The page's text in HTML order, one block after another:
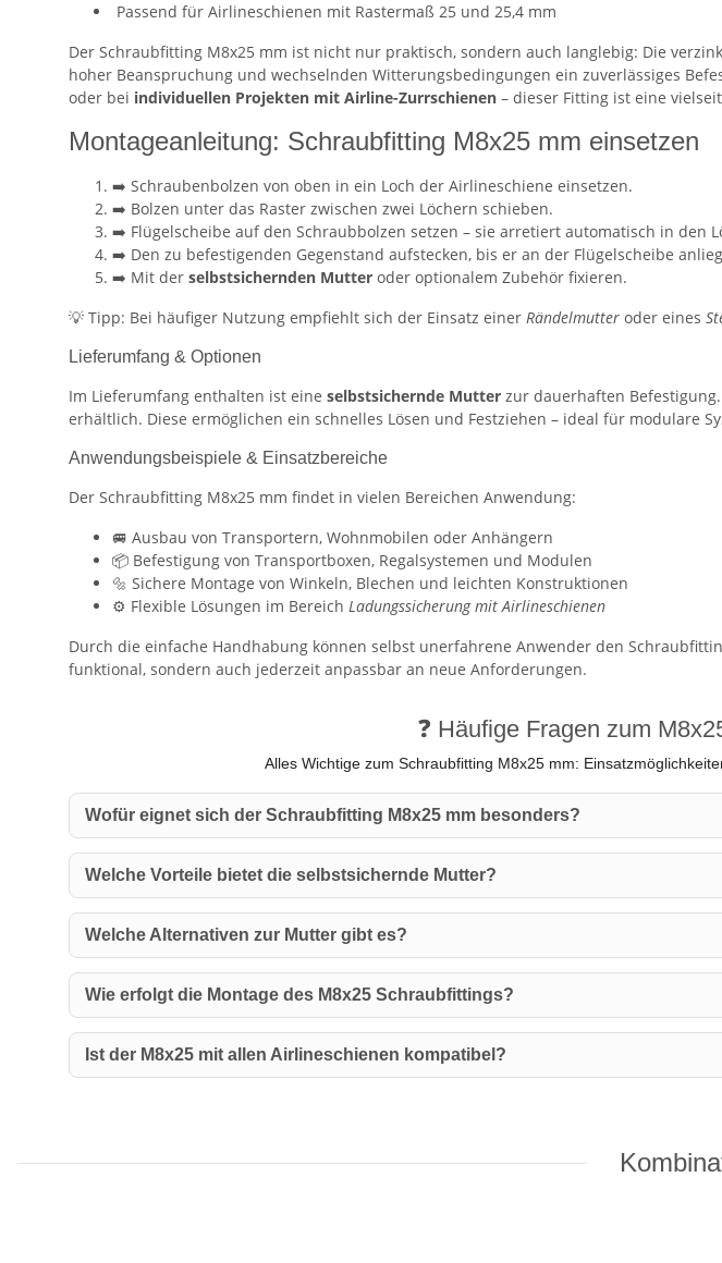
Passend für Airlineschienen mit Rastermaß 25 und 25,4 mm
Der Schraubfitting M8x25 mm ist nicht nur praktisch, sondern auch langlebig: Die
hoher Beanspruchung und wechselnden Witterungsbedingungen ein zuverlässiges
oder bei individuellen Projekten mit Airline-Zurrschienen – dieser Fitting ist eine
Montageanleitung: Schraubfitting M8x25 mm einsetzen
➡️ Schraubenbolzen von oben in ein Loch der Airlineschiene einsetzen.
➡️ Bolzen unter das Raster zwischen zwei Löchern schieben.
➡️ Flügelscheibe auf den Schraubbolzen setzen – sie arretiert automatisch in den
➡️ Den zu befestigenden Gegenstand aufstecken, bis er an der Flügelscheibe
➡️ Mit der selbstsichernden Mutter oder optionalem Zubehör fixieren.
💡 Tipp: Bei häufiger Nutzung empfiehlt sich der Einsatz einer Rändelmutter oder eines
Lieferumfang & Optionen
Im Lieferumfang enthalten ist eine selbstsichernde Mutter zur dauerhaften
erhältlich. Diese ermöglichen ein schnelles Lösen und Festziehen – ideal für modulare
Anwendungsbeispiele & Einsatzbereiche
Der Schraubfitting M8x25 mm findet in vielen Bereichen Anwendung:
🚐 Ausbau von Transportern, Wohnmobilen oder Anhängern
📦 Befestigung von Transportboxen, Regalsystemen und Modulen
🔩 Sichere Montage von Winkeln, Blechen und leichten Konstruktionen
⚙️ Flexible Lösungen im Bereich Ladungssicherung mit Airlineschienen
Durch die einfache Handhabung können selbst unerfahrene Anwender den
funktional, sondern auch jederzeit anpassbar an neue Anforderungen.
❓ Häufige Fragen zum
Alles Wichtige zum Schraubfitting M8x25 mm:
Wofür eignet sich der Schraubfitting M8x25 mm besonders?
Welche Vorteile bietet die selbstsichernde Mutter?
Welche Alternativen zur Mutter gibt es?
Wie erfolgt die Montage des M8x25 Schraubfittings?
Ist der M8x25 mit allen Airlineschienen kompatibel?